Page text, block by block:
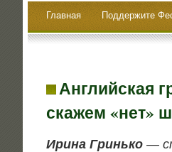
Главная Поддержите
Английская
скажем «нет»
Ири­на Гринь­ко—